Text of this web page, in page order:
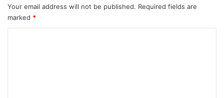
Your email address will not be published. Required fields are
marked *